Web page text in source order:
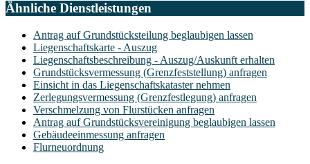
Ähnliche Dienstleistungen
Antrag auf Grundstücksteilung beglaubigen lassen
Liegenschaftskarte - Auszug
Liegenschaftsbeschreibung - Auszug/Auskunft erhalten
Grundstücksvermessung (Grenzfeststellung) anfragen
Einsicht in das Liegenschaftskataster nehmen
Zerlegungsvermessung (Grenzfestlegung) anfragen
Verschmelzung von Flurstücken anfragen
Antrag auf Grundstücksvereinigung beglaubigen lassen
Gebäudeeinmessung anfragen
Flurneuordnung